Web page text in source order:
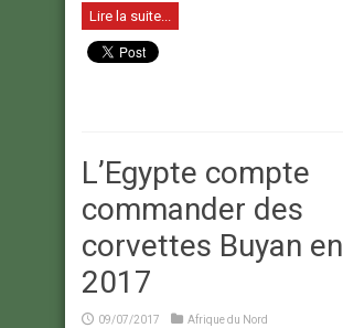
Lire la suite...
L’Egypte compte
commander des
corvettes Buyan en
2017
09/07/2017 Afrique du Nord